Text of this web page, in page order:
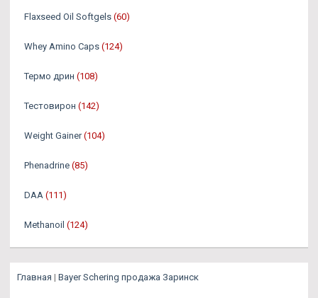
Flaxseed Oil Softgels (60)
Whey Amino Caps (124)
Термо дрин (108)
Тестовирон (142)
Weight Gainer (104)
Phenadrine (85)
DAA (111)
Methanoil (124)
Главная | Bayer Schering продажа Заринск